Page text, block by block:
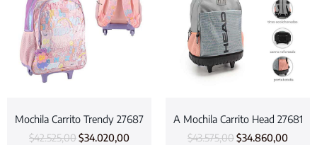
Mochila Carrito Trendy 27687
$42.525,00$34.020,00
A Mochila Carrito Head 27681
$43.575,00$34.860,00